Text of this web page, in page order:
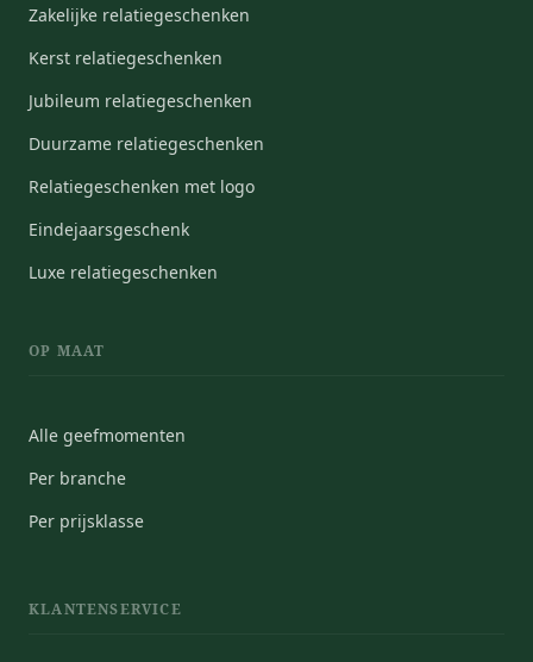
Zakelijke relatiegeschenken
Kerst relatiegeschenken
Jubileum relatiegeschenken
Duurzame relatiegeschenken
Relatiegeschenken met logo
Eindejaarsgeschenk
Luxe relatiegeschenken
OP MAAT
Alle geefmomenten
Per branche
Per prijsklasse
KLANTENSERVICE